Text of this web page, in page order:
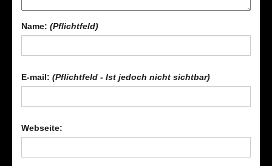
Name: (Pflichtfeld)
E-mail: (Pflichtfeld - Ist jedoch nicht sichtbar)
Webseite: